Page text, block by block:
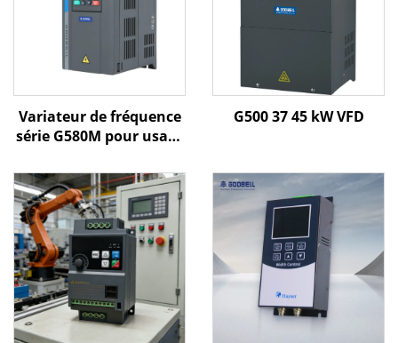
Variateur de fréquence
série G580M pour usage
G500 37 45 kW VFD